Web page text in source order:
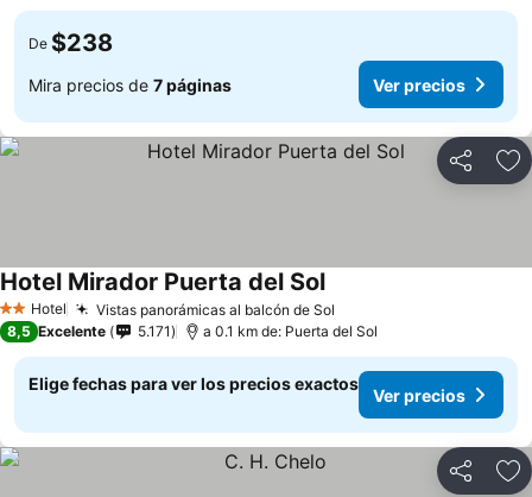
De $238
Mira precios de 7 páginas Ver precios
Compartir
2 Estrellas
Hotel Vistas panorámicas al balcón de Sol
Hotel Mirador Puerta del SolVer precios
8,5 Excelente 5.171 a 0.1 km de: Puerta del Sol
Elige fechas para ver los precios exactos
Ver precios
Compartir